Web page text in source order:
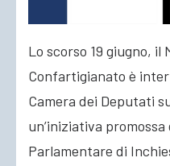
Lo scorso 19 giugno, il
Confartigianato è
Camera dei Deputati
un’iniziativa promossa
Parlamentare di